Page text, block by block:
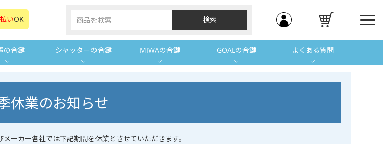
いOK
の合鍵 シャッターの合鍵 MIWAの合鍵 GOALの合鍵 よくある質問
休業のお知らせ
ーカー各社では下記期間を休業とさせていただきます。